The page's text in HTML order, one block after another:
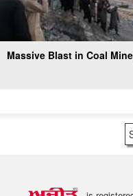
Massive Blast in Coal